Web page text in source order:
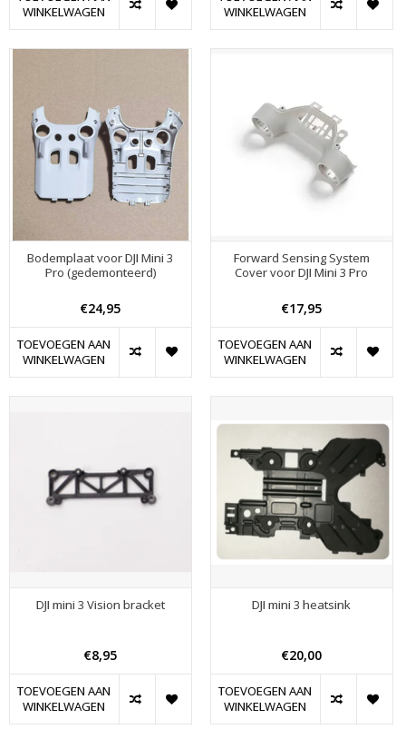
WINKELWAGEN
WINKELWAGEN
Bodemplaat voor DJI Mini 3
Pro (gedemonteerd)
€24,95
TOEVOEGEN AAN
WINKELWAGEN
Forward Sensing System
Cover voor DJI Mini 3 Pro
€17,95
TOEVOEGEN AAN
WINKELWAGEN
DJI mini 3 Vision bracket
€8,95
TOEVOEGEN AAN
WINKELWAGEN
DJI mini 3 heatsink
€20,00
TOEVOEGEN AAN
WINKELWAGEN